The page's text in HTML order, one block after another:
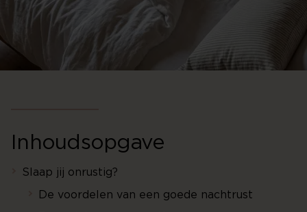
Inhoudsopgave
Slaap jij onrustig?
De voordelen van een goede nachtrust